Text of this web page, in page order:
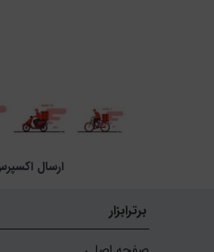
ارسال
برترابزار